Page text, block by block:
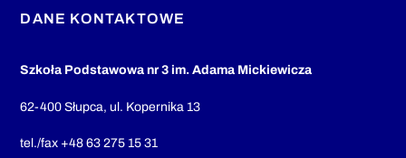
DANE KONTAKTOWE
Szkoła Podstawowa nr 3 im. Adama Mickiewicza
62-400 Słupca, ul. Kopernika 13
tel./fax +48 63 275 15 31